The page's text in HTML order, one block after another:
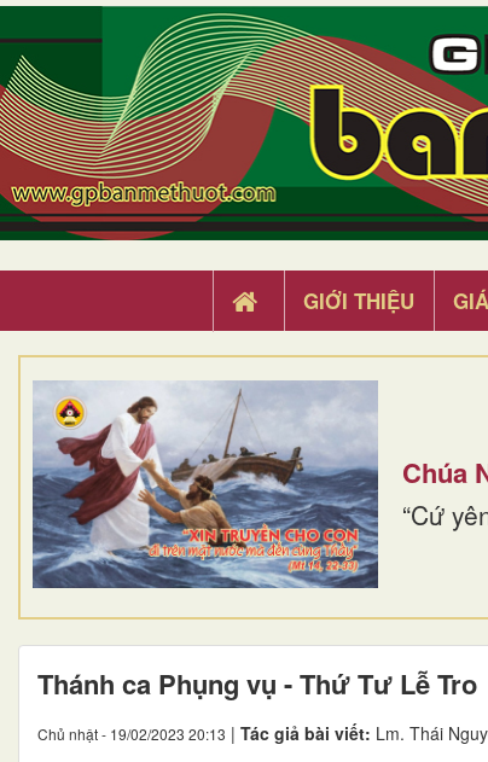
GIỚI THIỆU
Chúa
“Cứ
Thánh ca Phụng vụ - Thứ Tư Lễ Tro
Chủ nhật - 19/02/2023 20:13 | Tác giả bài viết: Lm. Thái